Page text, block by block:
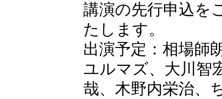
講演の先行申込を
たします。
出演予定：相場師
ユルマズ、大川智
哉、木野内栄治、